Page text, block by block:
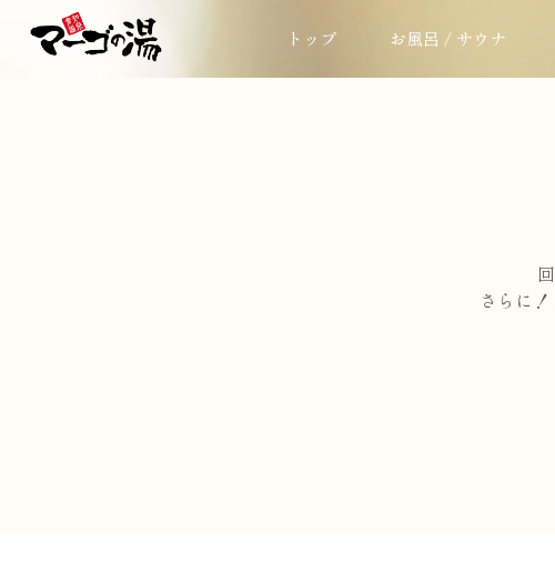
トップ お風呂 / サウナ
さらに